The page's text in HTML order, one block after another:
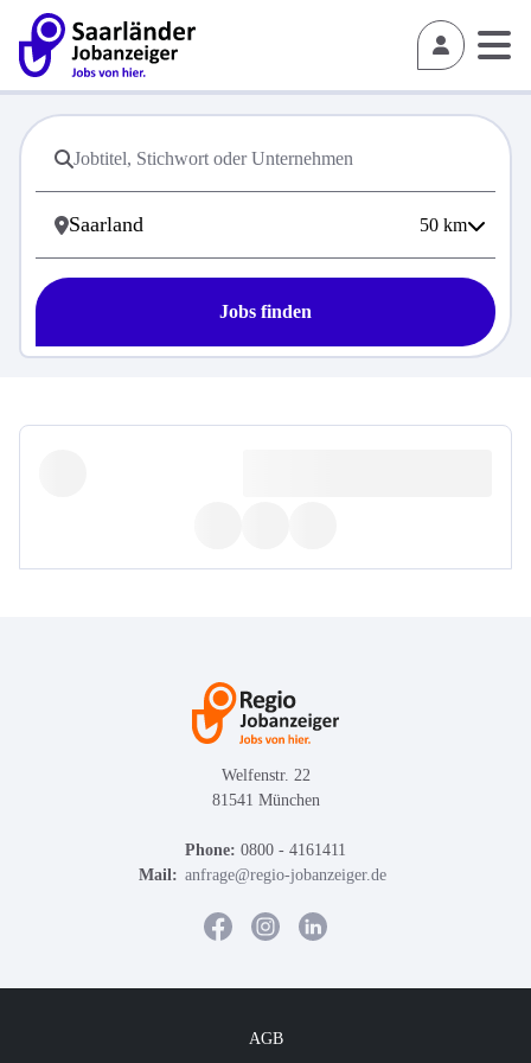
50 km
Jobs finden
Welfenstr. 22
81541 München
Phone: 0800 - 4161411
Mail: anfrage@regio-jobanzeiger.de
AGB